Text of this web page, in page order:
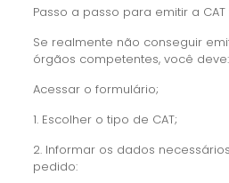
Passo a passo para emitir a
Se realmente não conseguir
órgãos competentes, você deve:
Acessar o formulário;
1. Escolher o tipo de CAT;
2. Informar os dados
pedido: